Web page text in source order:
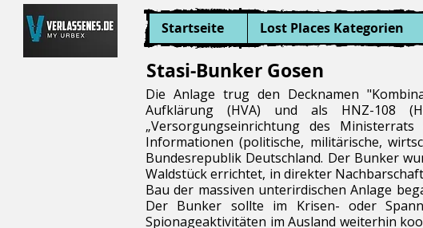
Startseite Lost Places Kategorien
Stasi-Bunker Gosen
Die Anlage trug den Decknamen
Aufklärung (HVA) und als HNZ-108
„Versorgungseinrichtung des
Informationen (politische, militärische,
Bundesrepublik Deutschland. Der Bunker
Waldstück errichtet, in direkter
Bau der massiven unterirdischen Anlage
Der Bunker sollte im Krisen- oder
Spionageaktivitäten im Ausland weiterhin